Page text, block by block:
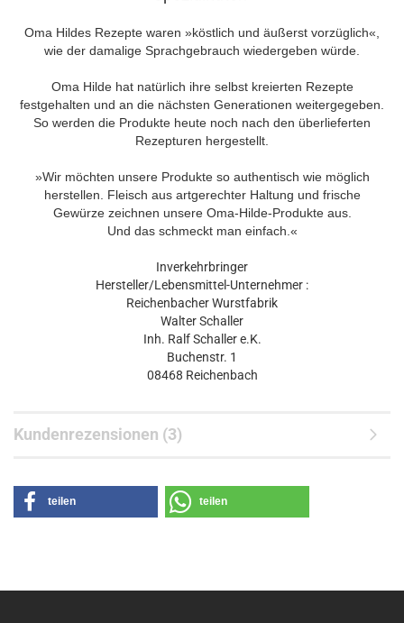
Oma Hildes Rezepte waren »köstlich und äußerst vorzüglich«,
wie der damalige Sprachgebrauch wiedergeben würde.
Oma Hilde hat natürlich ihre selbst kreierten Rezepte
festgehalten und an die nächsten Generationen weitergegeben.
So werden die Produkte heute noch nach den überlieferten
Rezepturen hergestellt.
»Wir möchten unsere Produkte so authentisch wie möglich
herstellen. Fleisch aus artgerechter Haltung und frische
Gewürze zeichnen unsere Oma-Hilde-Produkte aus.
Und das schmeckt man einfach.«
Inverkehrbringer
Hersteller/Lebensmittel-Unternehmer :
Reichenbacher Wurstfabrik
Walter Schaller
Inh. Ralf Schaller e.K.
Buchenstr. 1
08468 Reichenbach
Kundenrezensionen (3)
teilen teilen